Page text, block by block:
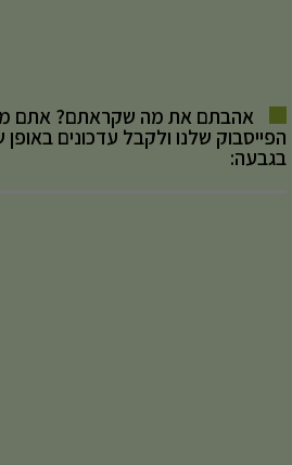
אהבתם את מה שקראתם? אתם
הפייסבוק שלנו ולקבל עדכונים
בגבעה: